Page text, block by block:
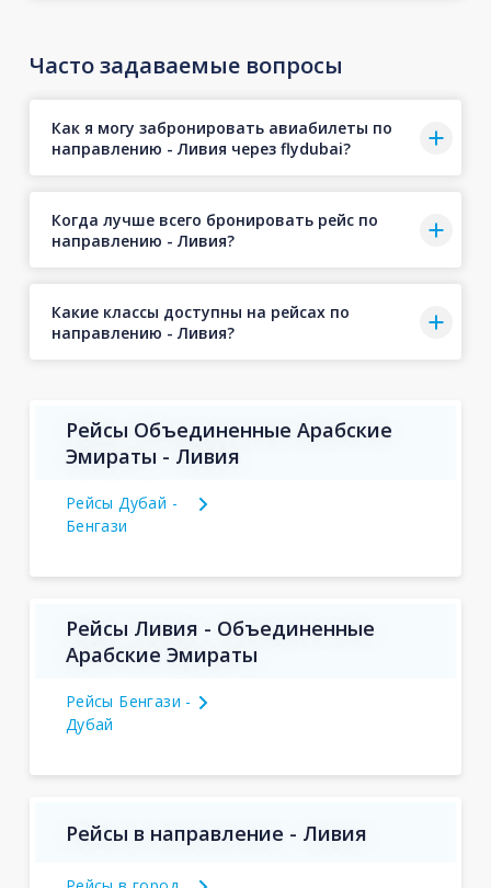
Часто задаваемые вопросы
Как я могу забронировать авиабилеты по
направлению - Ливия через flydubai?
Когда лучше всего бронировать рейс по
направлению - Ливия?
Какие классы доступны на рейсах по
направлению - Ливия?
Рейсы Объединенные Арабские
Эмираты - Ливия
Рейсы Дубай -
Бенгази
Рейсы Ливия - Объединенные
Арабские Эмираты
Рейсы Бенгази -
Дубай
Рейсы в направление - Ливия